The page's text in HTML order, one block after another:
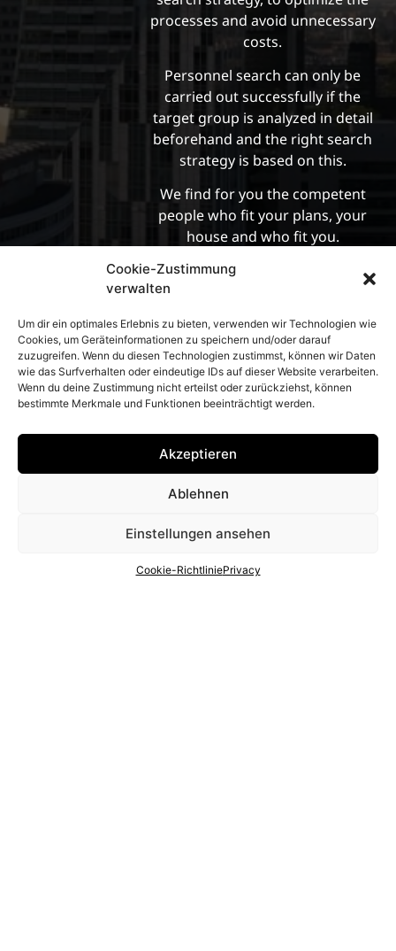
Cookie-Zustimmung
verwalten
Um dir ein optimales Erlebnis zu bieten, verwenden wir Technologien wie
Cookies, um Geräteinformationen zu speichern und/oder darauf
zuzugreifen. Wenn du diesen Technologien zustimmst, können wir Daten
wie das Surfverhalten oder eindeutige IDs auf dieser Website verarbeiten.
Wenn du deine Zustimmung nicht erteilst oder zurückziehst, können
bestimmte Merkmale und Funktionen beeinträchtigt werden.
Akzeptieren
Ablehnen
Einstellungen ansehen
Cookie-RichtliniePrivacy
processes and avoid unnecessary
costs.
Personnel search can only be
carried out successfully if the
target group is analyzed in detail
beforehand and the right search
strategy is based on this.
We find for you the competent
people who fit your plans, your
house and who fit you.